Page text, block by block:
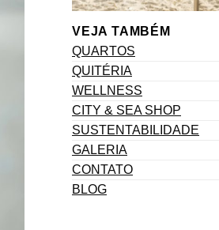
VEJA TAMBÉM
QUARTOS
QUITÉRIA
WELLNESS
CITY & SEA SHOP
SUSTENTABILIDADE
GALERIA
CONTATO
BLOG